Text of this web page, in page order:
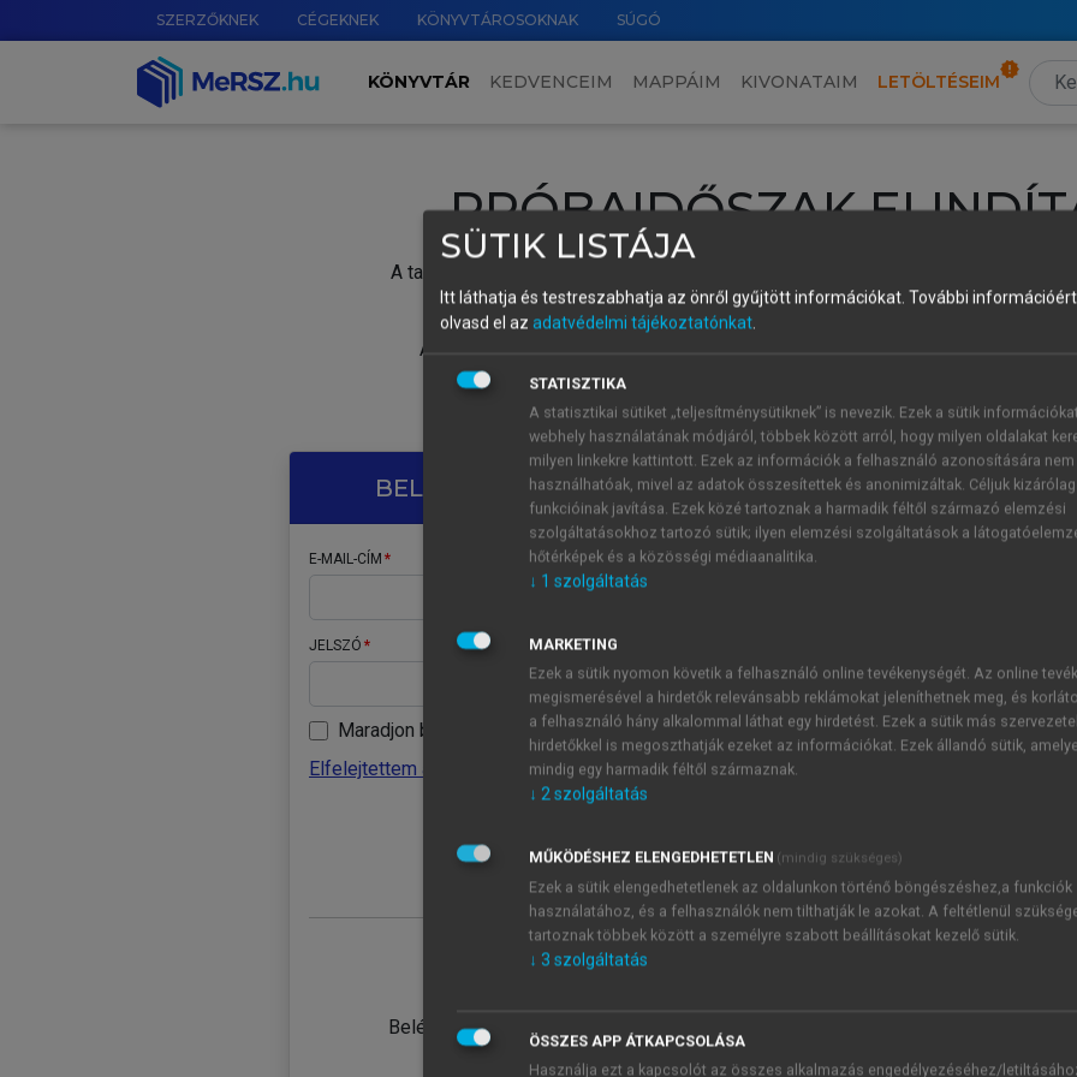
SZERZŐKNEK CÉGEKNEK KÖNYVTÁROSOKNAK SÚGÓ
KÖNYVTÁR KEDVENCEIM MAPPÁIM KIVONATAIM LETÖLTÉSEIM
PRÓBAIDŐSZAK
A tartalom megtekintéséhez lépj be a saját fiókoddal, iskolai azonosítóddal vagy
Új felhasználóként1 óra díjmentes hozzáférésrevagy
A próbaidőszak elindításához,
vagy hozz
A regisztráció után a
BELÉPÉS SAJÁT FIÓKKAL
E-MAIL-CÍM
JELSZÓ
Maradjon belépve
Elfelejtettem a jelszavamat
Belépés intézményi azonosítóval
ÚJ FIÓK
1 óra
JELSZÓ
Kérek értesítést a MeRSZ
Kérek értesítést az
SÜTIK LISTÁJA
Itt láthatja és testreszabhatja az önről gyűjtött információkat. További
olvasd el az adatvédelmi tájékoztatónkat.
STATISZTIKA
A statisztikai sütiket „teljesítménysütiknek” is nevezik. Ezek a sütik
webhely használatának módjáról, többek között arról, hogy milyen oldalakat
milyen linkekre kattintott. Ezek az információk a felhasználó azonosítására nem
használhatóak, mivel az adatok összesítettek és anonimizáltak. Céljuk
funkcióinak javítása. Ezek közé tartoznak a harmadik féltől származó elemzési
szolgáltatásokhoz tartozó sütik; ilyen elemzési szolgáltatások a
hőtérképek és a közösségi médiaanalitika.
↓ 1 szolgáltatás
MARKETING
Ezek a sütik nyomon követik a felhasználó online tevékenységét. Az online
megismerésével a hirdetők relevánsabb reklámokat jeleníthetnek meg, és
a felhasználó hány alkalommal láthat egy hirdetést. Ezek a sütik más
hirdetőkkel is megoszthatják ezeket az információkat. Ezek állandó sütik,
mindig egy harmadik féltől származnak.
↓ 2szolgáltatás
MŰKÖDÉSHEZ ELENGEDHETETLEN (mindig szükséges)
Ezek a sütik elengedhetetlenek az oldalunkon történő böngészéshez,a funkciók
használatához, és a felhasználók nem tilthatják le azokat. A feltétlenül
tartoznak többek között a személyre szabott beállításokat kezelő sütik.
↓ 3 szolgáltatás
ÖSSZES APP ÁTKAPCSOLÁSA
Használja ezt a kapcsolót az összes alkalmazás engedélyezéséhez/